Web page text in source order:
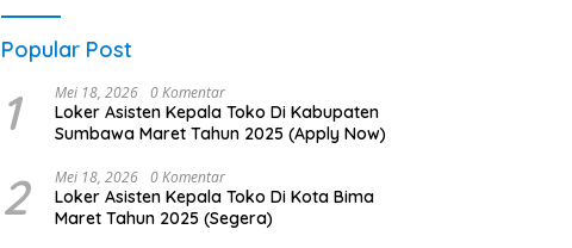
Popular Post
1 Mei 18, 2026 0 Komentar
Loker Asisten Kepala Toko Di Kabupaten
Sumbawa Maret Tahun 2025 (Apply Now)
2 Mei 18, 2026 0 Komentar
Loker Asisten Kepala Toko Di Kota Bima
Maret Tahun 2025 (Segera)